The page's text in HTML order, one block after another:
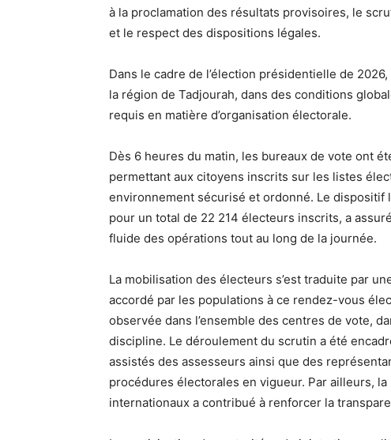
à la proclamation des résultats provisoires, le
et le respect des dispositions légales.
Dans le cadre de l’élection présidentielle de
la région de Tadjourah, dans des conditions
requis en matière d’organisation électorale.
Dès 6 heures du matin, les bureaux de vote ont
permettant aux citoyens inscrits sur les listes
environnement sécurisé et ordonné. Le
pour un total de 22 214 électeurs inscrits, a
fluide des opérations tout au long de la journée.
La mobilisation des électeurs s’est traduite par
accordé par les populations à ce rendez-vous
observée dans l’ensemble des centres de vote,
discipline. Le déroulement du scrutin a été
assistés des assesseurs ainsi que des
procédures électorales en vigueur. Par ailleurs,
internationaux a contribué à renforcer la